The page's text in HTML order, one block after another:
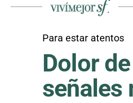
Para estar atentos
Dolor
señales